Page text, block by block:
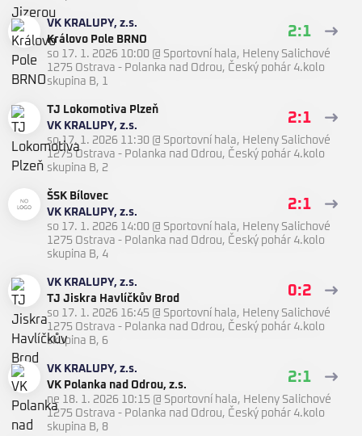
VK KRALUPY, z.s.
Královo Pole BRNO
2:1
so 17. 1. 2026 10:00 @ Sportovní hala, Heleny Salichové
1275 Ostrava - Polanka nad Odrou, Český pohár 4.kolo
skupina B, 1
TJ Lokomotiva Plzeň
VK KRALUPY, z.s.
2:1
so 17. 1. 2026 11:30 @ Sportovní hala, Heleny Salichové
1275 Ostrava - Polanka nad Odrou, Český pohár 4.kolo
skupina B, 2
ŠSK Bílovec
VK KRALUPY, z.s.
2:1
so 17. 1. 2026 14:00 @ Sportovní hala, Heleny Salichové
1275 Ostrava - Polanka nad Odrou, Český pohár 4.kolo
skupina B, 4
VK KRALUPY, z.s.
TJ Jiskra Havlíčkův Brod
0:2
so 17. 1. 2026 16:45 @ Sportovní hala, Heleny Salichové
1275 Ostrava - Polanka nad Odrou, Český pohár 4.kolo
skupina B, 6
VK KRALUPY, z.s.
VK Polanka nad Odrou, z.s.
2:1
ne 18. 1. 2026 10:15 @ Sportovní hala, Heleny Salichové
1275 Ostrava - Polanka nad Odrou, Český pohár 4.kolo
skupina B, 8